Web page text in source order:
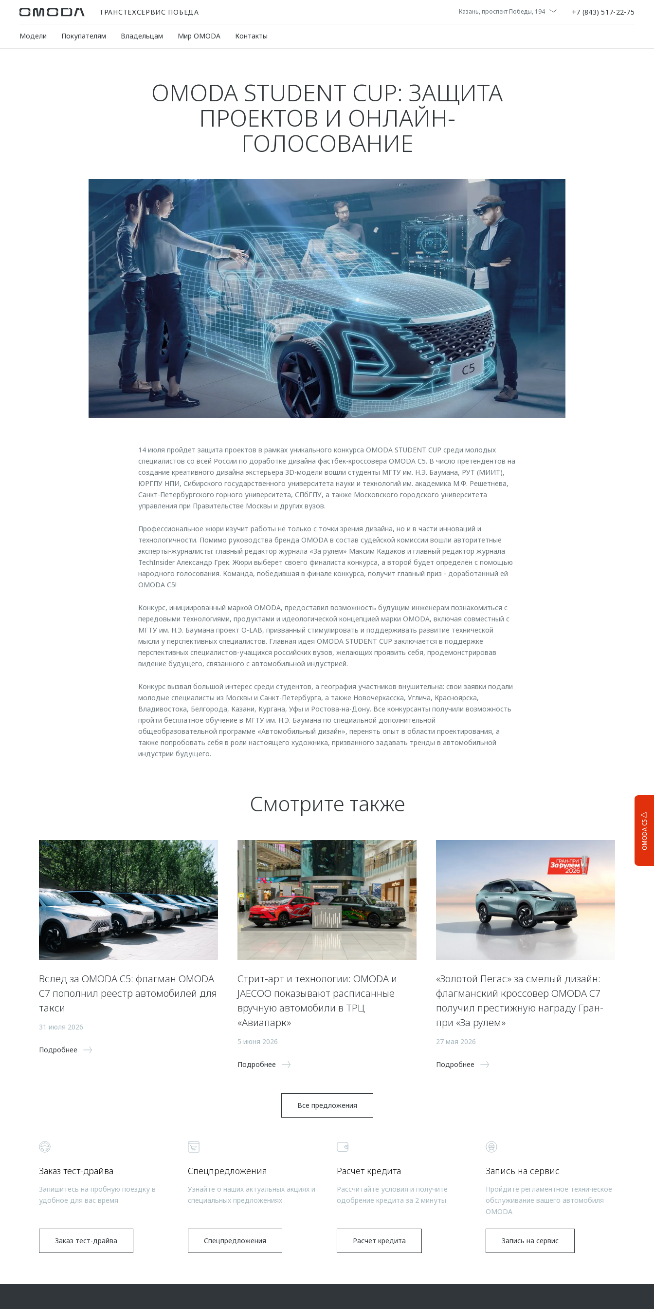
ТРАНСТЕХСЕРВИС ПОБЕДА Казань, проспект Победы, 194 +7 (843) 517-22-75
Модели Покупателям Владельцам Мир OMODA Контакты
OMODA C5
OMODA STUDENT CUP: ЗАЩИТА
ПРОЕКТОВ И ОНЛАЙН-
ГОЛОСОВАНИЕ
14 июля пройдет защита проектов в рамках уникального конкурса OMODA STUDENT CUP среди молодых
специалистов со всей России по доработке дизайна фастбек-кроссовера OMODA C5. В число претендентов на
создание креативного дизайна экстерьера 3D-модели вошли студенты МГТУ им. Н.Э. Баумана, РУТ (МИИТ),
ЮРГПУ НПИ, Сибирского государственного университета науки и технологий им. академика М.Ф. Решетнева,
Санкт-Петербургского горного университета, СПбГПУ, а также Московского городского университета
управления при Правительстве Москвы и других вузов.
Профессиональное жюри изучит работы не только с точки зрения дизайна, но и в части инноваций и
технологичности. Помимо руководства бренда OMODA в состав судейской комиссии вошли авторитетные
эксперты-журналисты: главный редактор журнала «За рулем» Максим Кадаков и главный редактор журнала
TechInsider Александр Грек. Жюри выберет своего финалиста конкурса, а второй будет определен с помощью
народного голосования. Команда, победившая в финале конкурса, получит главный приз - доработанный ей
OMODA C5!
Конкурс, инициированный маркой OMODA, предоставил возможность будущим инженерам познакомиться c
передовыми технологиями, продуктами и идеологической концепцией марки OMODA, включая совместный с
МГТУ им. Н.Э. Баумана проект O-LAB, призванный стимулировать и поддерживать развитие технической
мысли у перспективных специалистов. Главная идея OMODA STUDENT CUP заключается в поддержке
перспективных специалистов-учащихся российских вузов, желающих проявить себя, продемонстрировав
видение будущего, связанного с автомобильной индустрией.
Конкурс вызвал большой интерес среди студентов, а география участников внушительна: свои заявки подали
молодые специалисты из Москвы и Санкт-Петербурга, а также Новочеркасска, Углича, Красноярска,
Владивостока, Белгорода, Казани, Кургана, Уфы и Ростова-на-Дону. Все конкурсанты получили возможность
пройти бесплатное обучение в МГТУ им. Н.Э. Баумана по специальной дополнительной
общеобразовательной программе «Автомобильный дизайн», перенять опыт в области проектирования, а
также попробовать себя в роли настоящего художника, призванного задавать тренды в автомобильной
индустрии будущего.
Смотрите также
Вслед за OMODA C5: флагман OMODA
C7 пополнил реестр автомобилей для
такси
31 июля 2026
Подробнее
Стрит-арт и технологии: OMODA и
JAECOO показывают расписанные
вручную автомобили в ТРЦ
«Авиапарк»
5 июня 2026
Подробнее
«Золотой Пегас» за смелый дизайн:
флагманский кроссовер OMODA C7
получил престижную награду Гран-
при «За рулем»
27 мая 2026
Подробнее
Все предложения
Заказ тест-драйва
Запишитесь на пробную поездку в
удобное для вас время
Заказ тест-драйва
Спецпредложения
Узнайте о наших актуальных акциях и
специальных предложениях
Спецпредложения
Расчет кредита
Рассчитайте условия и получите
одобрение кредита за 2 минуты
Расчет кредита
Запись на сервис
Пройдите регламентное техническое
обслуживание вашего автомобиля
OMODA
Запись на сервис